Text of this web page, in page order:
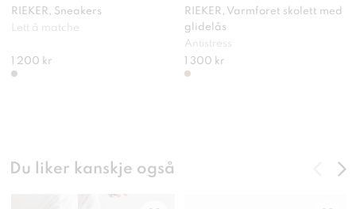
RIEKER, Sneakers
Lett å matche
1 200 kr
RIEKER, Varmforet skolett med
glidelås
Antistress
1 300 kr
Du liker kanskje også